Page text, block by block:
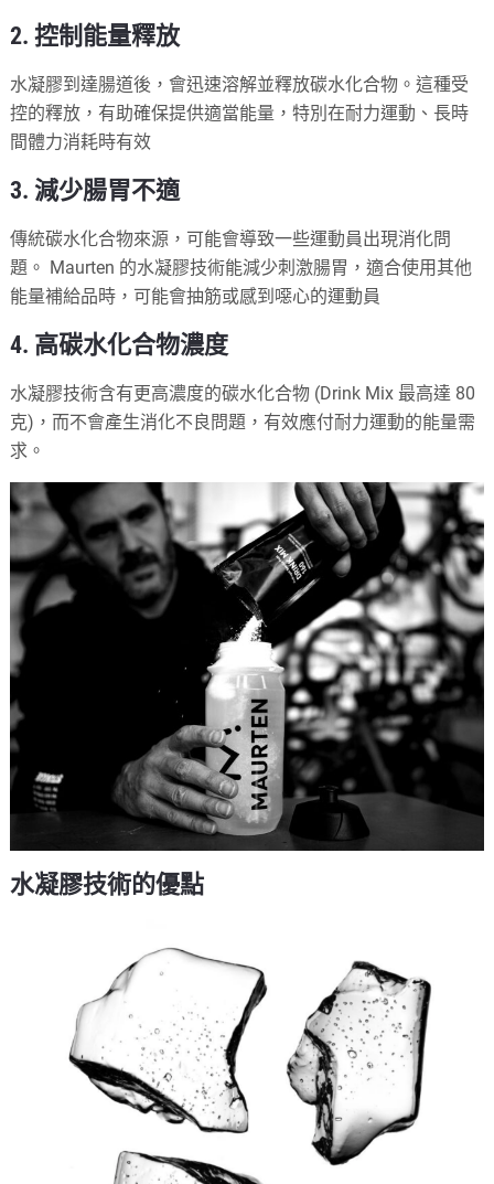
2. 控制能量釋放
水凝膠到達腸道後，會迅速溶解並釋放碳水化合物。這種受
控的釋放，有助確保提供適當能量，特別在耐力運動、長時
間體力消耗時有效
3. 減少腸胃不適
傳統碳水化合物來源，可能會導致一些運動員出現消化問
題。 Maurten 的水凝膠技術能減少刺激腸胃，適合使用其他
能量補給品時，可能會抽筋或感到噁心的運動員
4. 高碳水化合物濃度
水凝膠技術含有更高濃度的碳水化合物 (Drink Mix 最高達 80
克)，而不會產生消化不良問題，有效應付耐力運動的能量需
求。
水凝膠技術的優點